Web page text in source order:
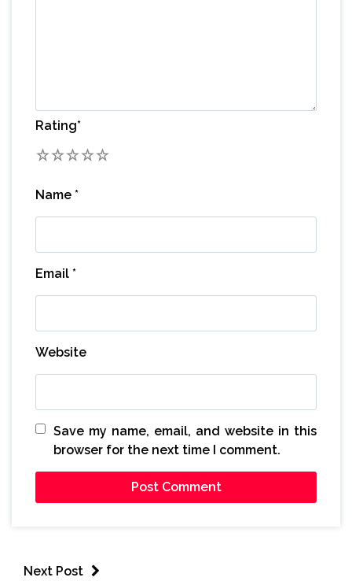
Rating*
5
4
3
2
Name *
Email *
Website
Save my name, email, and website in this
browser for the next time I comment.
Next Post